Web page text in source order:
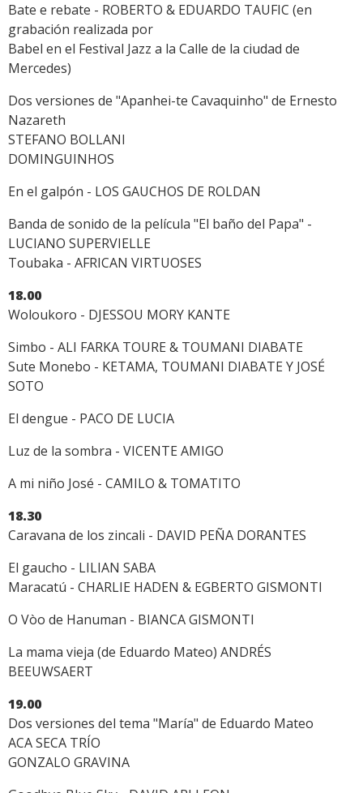
Bate e rebate - ROBERTO & EDUARDO TAUFIC (en
grabación realizada por
Babel en el Festival Jazz a la Calle de la ciudad de
Mercedes)
Dos versiones de "Apanhei-te Cavaquinho" de Ernesto
Nazareth
STEFANO BOLLANI
DOMINGUINHOS
En el galpón - LOS GAUCHOS DE ROLDAN
Banda de sonido de la película "El baño del Papa" -
LUCIANO SUPERVIELLE
Toubaka - AFRICAN VIRTUOSES
18.00
Woloukoro - DJESSOU MORY KANTE
Simbo - ALI FARKA TOURE & TOUMANI DIABATE
Sute Monebo - KETAMA, TOUMANI DIABATE Y JOSÉ
SOTO
El dengue - PACO DE LUCIA
Luz de la sombra - VICENTE AMIGO
A mi niño José - CAMILO & TOMATITO
18.30
Caravana de los zincali - DAVID PEÑA DORANTES
El gaucho - LILIAN SABA
Maracatú - CHARLIE HADEN & EGBERTO GISMONTI
O Vòo de Hanuman - BIANCA GISMONTI
La mama vieja (de Eduardo Mateo) ANDRÉS
BEEUWSAERT
19.00
Dos versiones del tema "María" de Eduardo Mateo
ACA SECA TRÍO
GONZALO GRAVINA